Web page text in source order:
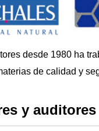
desde 1980 ha
de calidad y
y